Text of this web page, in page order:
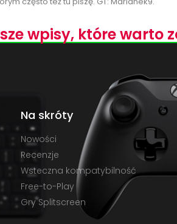
wpisy, które warto
Na skróty
Nowości
Recenzje
Wsteczna kompatybilność
Free-to-Play
Gry Splitscreen